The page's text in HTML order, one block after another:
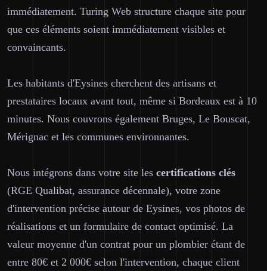
immédiatement. Turing Web structure chaque site pour
que ces éléments soient immédiatement visibles et
convaincants.
Les habitants d'Eysines cherchent des artisans et
prestataires locaux avant tout, même si Bordeaux est à 10
minutes. Nous couvrons également Bruges, Le Bouscat,
Mérignac et les communes environnantes.
Nous intégrons dans votre site les certifications clés
(RGE Qualibat, assurance décennale), votre zone
d'intervention précise autour de Eysines, vos photos de
réalisations et un formulaire de contact optimisé. La
valeur moyenne d'un contrat pour un plombier étant de
entre 80€ et 2 000€ selon l'intervention, chaque client